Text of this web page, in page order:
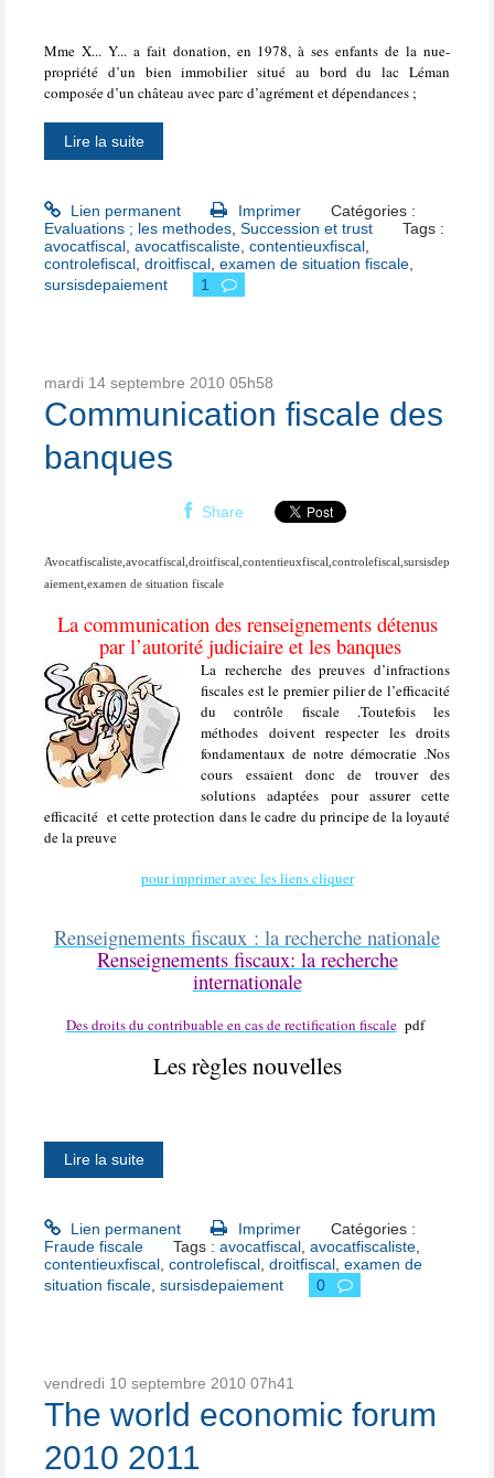
Mme X... Y... a fait donation, en 1978, à ses enfants de la nue-
propriété d’un bien immobilier situé au bord du lac Léman
composée d’un château avec parc d’agrément et dépendances ;
Lire la suite
Lien permanent Imprimer
Catégories :
Evaluations ; les methodes Succession et trust
Tags :
avocatfiscal avocatfiscaliste contentieuxfiscal
controlefiscal droitfiscal examen de situation fiscale
sursisdepaiement
1
mardi 14 septembre 2010 05h58
Communication fiscale des
banques
Share
Avocatfiscaliste,avocatfiscal,droitfiscal,contentieuxfiscal,controlefiscal,sursisdep
aiement,examen de situation fiscale
La communication des renseignements détenus
par l’autorité judiciaire et les banques
La recherche des preuves d’infractions
fiscales est le premier pilier de l’efficacité
du contrôle fiscale .Toutefois les
méthodes doivent respecter les droits
fondamentaux de notre démocratie .Nos
cours essaient donc de trouver des
solutions adaptées pour assurer cette
efficacité et cette protection dans le cadre du principe de la loyauté
de la preuve
pour imprimer avec les liens cliquer
Renseignements fiscaux : la recherche nationale
Renseignements fiscaux: la recherche
internationale
Des droits du contribuable en cas de rectification fiscale pdf
Les règles nouvelles
Lire la suite
Lien permanent Imprimer
Catégories :
Fraude fiscale
Tags :avocatfiscal,avocatfiscaliste,
contentieuxfiscal, controlefiscal, droitfiscal, examen de
situation fiscale, sursisdepaiement 0
vendredi 10 septembre 2010 07h41
The world economic forum
2010 2011